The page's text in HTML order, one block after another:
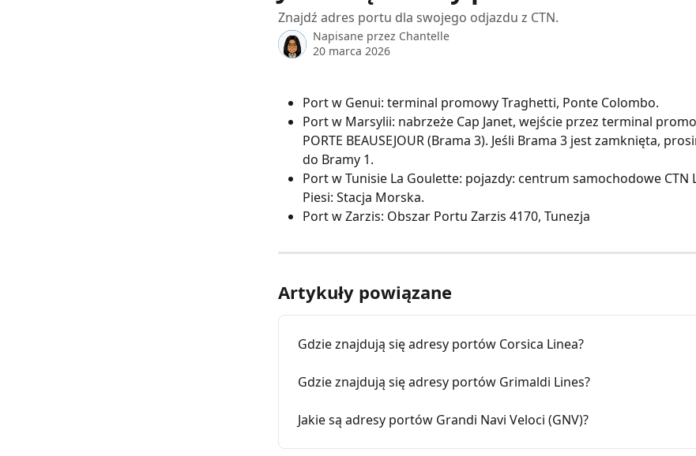
Znajdź adres portu dla swojego odjazdu z CTN.
Napisane przez Chantelle
20 marca 2026
Port w Genui: terminal promowy Traghetti, Ponte Colombo.
Port w Marsylii: nabrzeże Cap Janet, wejście przez terminal
PORTE BEAUSEJOUR (Brama 3). Jeśli Brama 3 jest zamknięta,
do Bramy 1.
Port w Tunisie La Goulette: pojazdy: centrum samochodowe CTN
Piesi: Stacja Morska.
Port w Zarzis: Obszar Portu Zarzis 4170, Tunezja
Artykuły powiązane
Gdzie znajdują się adresy portów Corsica Linea?
Gdzie znajdują się adresy portów Grimaldi Lines?
Jakie są adresy portów Grandi Navi Veloci (GNV)?